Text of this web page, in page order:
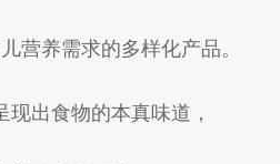
营养需求的多样化产品。
出食物的本真味道，